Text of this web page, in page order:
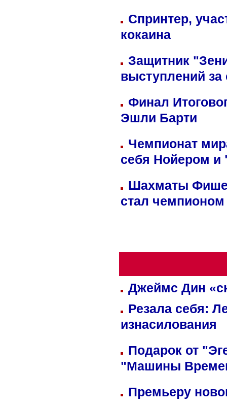
Спринтер,
кокаина
Защитник
выступлений
Финал
Эшли Барти
Чемпионат
себя Нойером и
Шахматы
стал
Джеймс Дин
Резала себя:
изнасилования
Подарок от
"Машины
Премьеру